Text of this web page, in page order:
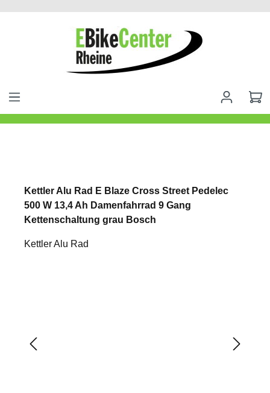
springen
Kettler Alu Rad E Blaze Cross Street Pedelec
500 W 13,4 Ah Damenfahrrad 9 Gang
Kettenschaltung grau Bosch
Kettler Alu Rad